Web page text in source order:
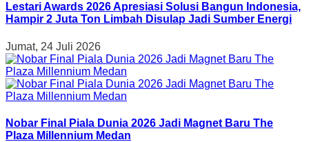
Lestari Awards 2026 Apresiasi Solusi Bangun Indonesia,
Hampir 2 Juta Ton Limbah Disulap Jadi Sumber Energi
Jumat, 24 Juli 2026
Nobar Final Piala Dunia 2026 Jadi Magnet Baru The
Plaza Millennium Medan